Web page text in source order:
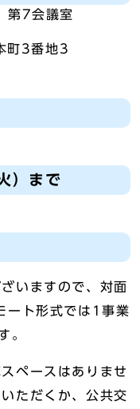
7会議室
3番地3
まで
いますので、対面
ート形式では1事業
。
ペースはありませ
ただくか、公共交